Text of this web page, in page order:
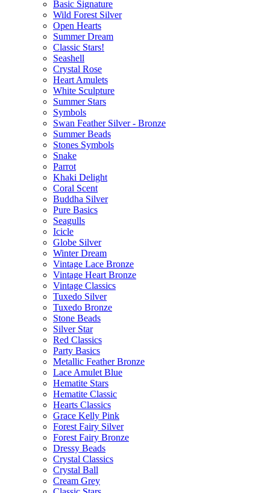
Basic Signature
Wild Forest Silver
Open Hearts
Summer Dream
Classic Stars!
Seashell
Crystal Rose
Heart Amulets
White Sculpture
Summer Stars
Symbols
Swan Feather Silver - Bronze
Summer Beads
Stones Symbols
Snake
Parrot
Khaki Delight
Coral Scent
Buddha Silver
Pure Basics
Seagulls
Icicle
Globe Silver
Winter Dream
Vintage Lace Bronze
Vintage Heart Bronze
Vintage Classics
Tuxedo Silver
Tuxedo Bronze
Stone Beads
Silver Star
Red Classics
Party Basics
Metallic Feather Bronze
Lace Amulet Blue
Hematite Stars
Hematite Classic
Hearts Classics
Grace Kelly Pink
Forest Fairy Silver
Forest Fairy Bronze
Dressy Beads
Crystal Classics
Crystal Ball
Cream Grey